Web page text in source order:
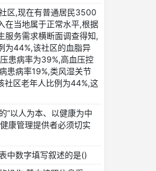
区,现在有普通居民3500
在当地属于正常水平,根据
服务需求横断面调查得知,
为44%,该社区的血脂异
患病率为39%,高血压控
患病率19%,类风湿关节
社区老年人比例为44%,这
“以人为本、以健康为中
康管理提供者必须切实
中数字填写叙述的是()